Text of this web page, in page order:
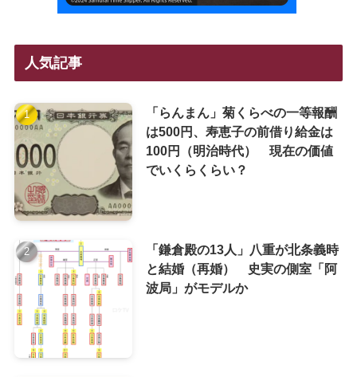
人気記事
「らんまん」菊くらべの一等報酬
は500円、寿恵子の前借り給金は
100円（明治時代） 現在の価値
でいくらくらい？
「鎌倉殿の13人」八重が北条義時
と結婚（再婚） 史実の側室「阿
波局」がモデルか